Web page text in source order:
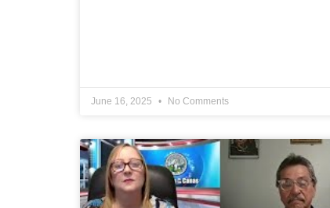
June 16, 2025 No Comments